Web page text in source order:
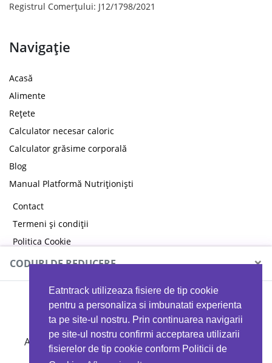
Eatntrack utilizeaza fisiere de tip cookie
pentru a personaliza si imbunatati experienta
ta pe site-ul nostru. Prin continuarea navigarii
pe site-ul nostru confirmi acceptarea utilizarii
fisierelor de tip cookie conform Politicii de
Registrul Comerțului: J12/1798/2021
Navigație
Acasă
Alimente
Rețete
Calculator necesar caloric
Calculator grăsime corporală
Blog
Manual Platformă Nutriționiști
Contact
Termeni și condiții
Politica Cookie
Politica de confidențialitate
CODURI DE REDUCERE ×
MYPROTEIN
Ai 40%reducere la orice comandă folosind codul
EATTRACK